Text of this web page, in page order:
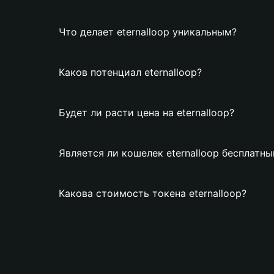
Что делает eternalloop уникальным?
Каков потенциал eternalloop?
Будет ли расти цена на eternalloop?
Является ли кошелек eternalloop
Какова стоимость токена eternalloop?